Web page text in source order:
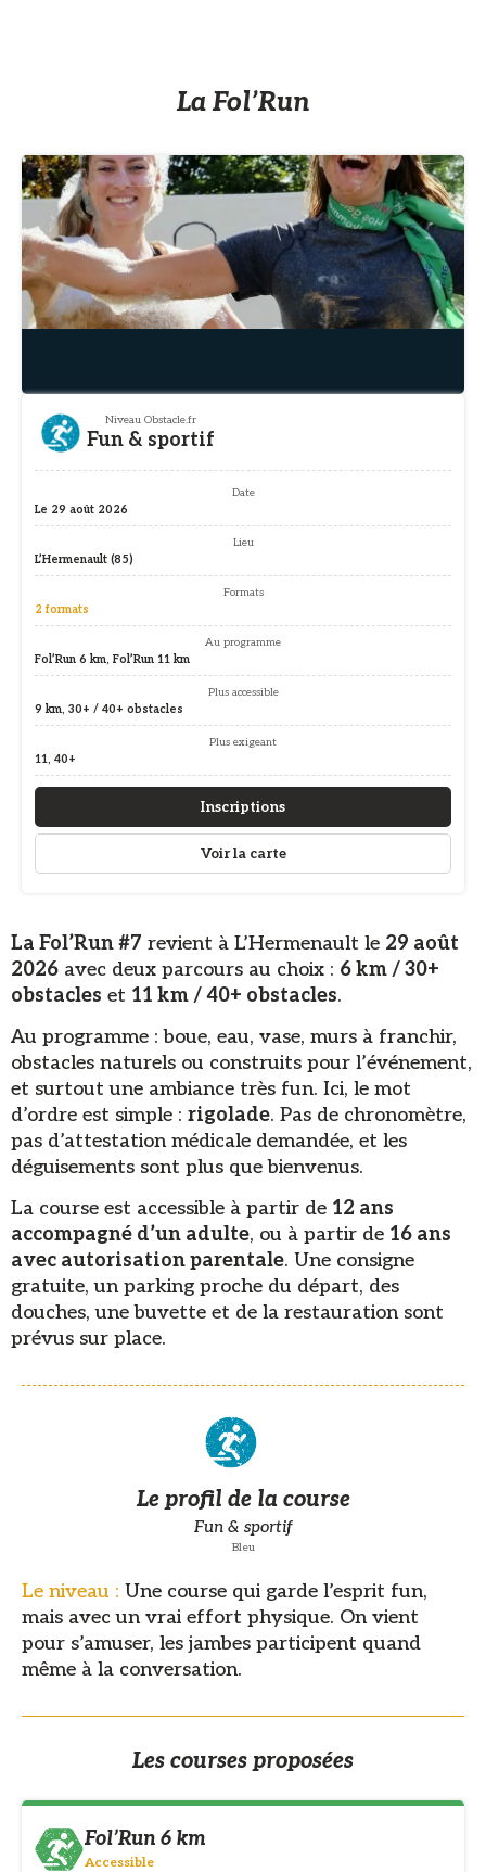
La Fol’Run
Niveau Obstacle.fr
Fun & sportif
Date
Le 29 août 2026
Lieu
L’Hermenault (85)
Formats
2 formats
Au programme
Fol’Run 6 km, Fol’Run 11 km
Plus accessible
9 km, 30+ / 40+ obstacles
Plus exigeant
11, 40+
Inscriptions
Voir la carte
La Fol’Run #7 revient à L’Hermenault le 29 août
2026 avec deux parcours au choix : 6 km / 30+
obstacles et 11 km / 40+ obstacles.
Au programme : boue, eau, vase, murs à franchir,
obstacles naturels ou construits pour l’événement,
et surtout une ambiance très fun. Ici, le mot
d’ordre est simple : rigolade. Pas de chronomètre,
pas d’attestation médicale demandée, et les
déguisements sont plus que bienvenus.
La course est accessible à partir de 12 ans
accompagné d’un adulte, ou à partir de 16 ans
avec autorisation parentale. Une consigne
gratuite, un parking proche du départ, des
douches, une buvette et de la restauration sont
prévus sur place.
Le profil de la course
Fun & sportif
Bleu
Le niveau : Une course qui garde l’esprit fun,
mais avec un vrai effort physique. On vient
pour s’amuser, les jambes participent quand
même à la conversation.
Les courses proposées
Fol’Run 6 km
Accessible